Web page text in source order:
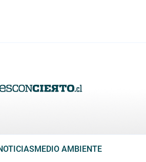
MEDIO AMBIENTE